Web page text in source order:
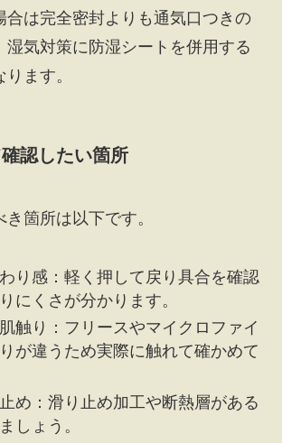
合は完全密封よりも通気口つきの
湿気対策に防湿シートを併用する
ます。
認したい箇所
箇所は以下です。
り感：軽く押して戻り具合を確認
にくさが分かります。
触り：フリースやマイクロファイ
が違うため実際に触れて確かめて
め：滑り止め加工や断熱層がある
しょう。